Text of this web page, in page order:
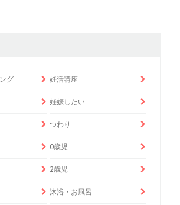
グ 妊活講座
妊娠したい
つわり
0歳児
2歳児
沐浴・お風呂